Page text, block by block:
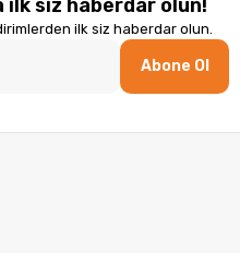
ilk siz haberdar olun!
ilk siz haberdar olun.
Abone Ol